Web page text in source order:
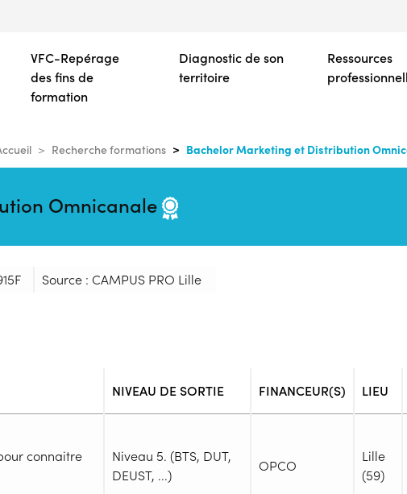
contenu
principal
VFC-Repérage
des fins de
formation
Diagnostic de son
territoire
Ressources
Recherche formations Bachelor Marketing et Distribution
Omnicanale
Source : CAMPUS PRO Lille
NIVEAU DE SORTIE FINANCEUR(S) LIEU
connaitre
Niveau 5. (BTS, DUT,
DEUST, ...)
OPCO
Lille
(59)